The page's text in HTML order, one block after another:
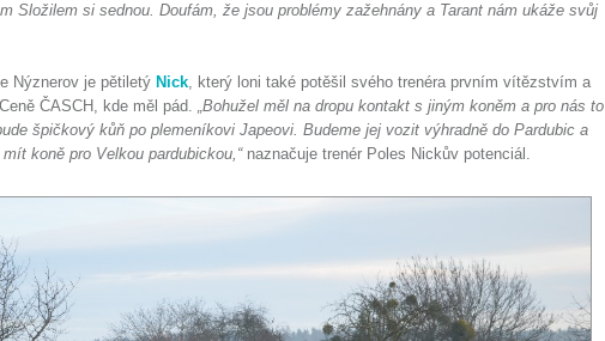
Složilem si sednou. Doufám, že jsou problémy zažehnány a Tarant nám ukáže svůj
Nýznerov je pětiletý Nick, který loni také potěšil svého trenéra prvním vítězstvím a
ČASCH, kde měl pád. „Bohužel měl na dropu kontakt s jiným koněm a pro nás to
špičkový kůň po plemeníkovi Japeovi. Budeme jej vozit výhradně do Pardubic a
koně pro Velkou pardubickou,“naznačuje trenér Poles Nickův potenciál.